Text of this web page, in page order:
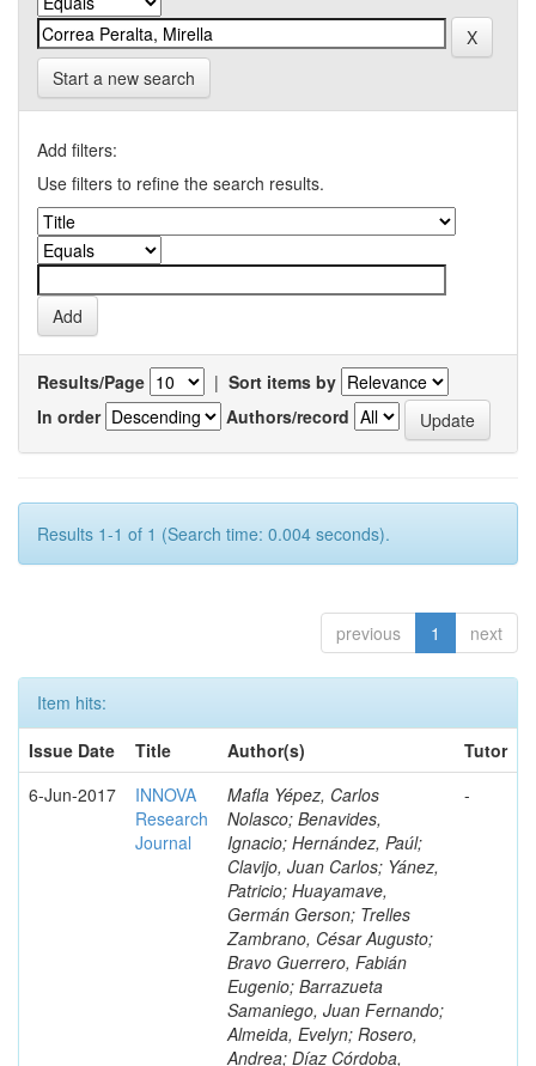
Start a new search
Add filters:
Use filters to refine the search results.
Results/Page | Sort items by
In order
Authors/record
Results 1-1 of 1 (Search time: 0.004 seconds).
previous 1 next
Item hits:
Issue Date
Title Author(s)
Tutor
6-Jun-2017
INNOVA
Research
Journal
Mafla Yépez, Carlos
Nolasco; Benavides,
Ignacio; Hernández, Paúl;
Clavijo, Juan Carlos; Yánez,
Patricio; Huayamave,
Germán Gerson; Trelles
Zambrano, César Augusto;
Bravo Guerrero, Fabián
Eugenio; Barrazueta
Samaniego, Juan Fernando;
Almeida, Evelyn; Rosero,
Andrea; Díaz Córdoba,
-